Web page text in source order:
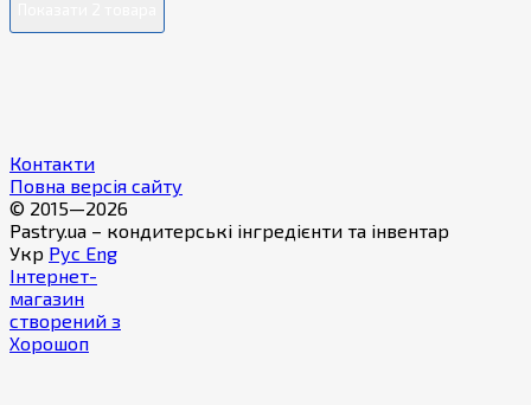
Контакти
Повна версія сайту
© 2015—2026
Pastry.ua – кондитерські інгредієнти та інвентар
Укр Рус Eng
Інтернет-
магазин
створений з
Хорошоп